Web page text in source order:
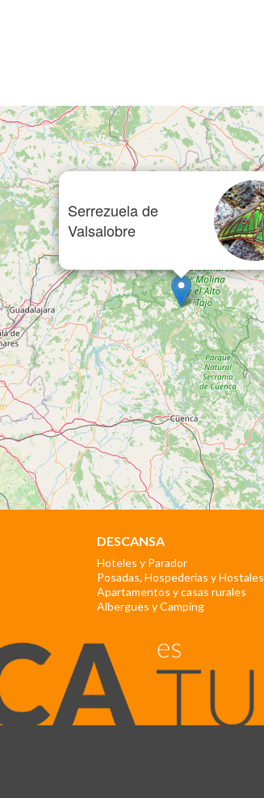
Serrezuela de
Valsalobre
DESCANSA
Hoteles y Parador
Posadas, Hospederías y Hostales
Apartamentos y casas rurales
Albergues y Camping